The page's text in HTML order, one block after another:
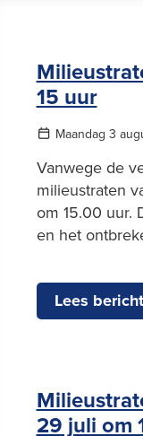
15 uur
Maandag 3
Vanwege de
milieustraten
om 15.00 uur.
en het
Lees bericht
29 juli om